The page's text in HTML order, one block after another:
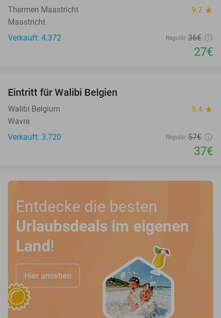
Thermen Maastricht 9.7 star
Maastricht
Verkauft: 4.372
Regulär 36€
27€
Eintritt für Walibi Belgien
Walibi Belgium 9.4 star
Wavre
Verkauft: 3.720
Regulär 57€
37€
Entdecke die besten
Urlaubsdeals im eigenen
Land!
Hier ansehen